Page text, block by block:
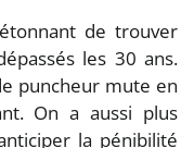
de trouver
les 30 ans.
puncheur mute en
On a aussi plus
la pénibilité